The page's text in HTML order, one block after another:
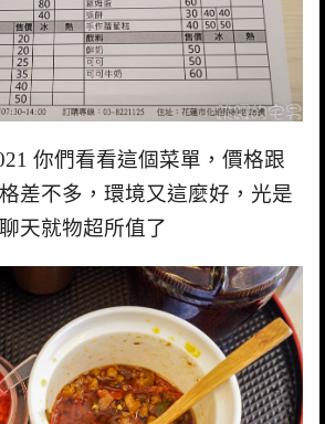
你們看看這個菜單，價格跟
差不多，環境又這麼好，光是
天就物超所值了